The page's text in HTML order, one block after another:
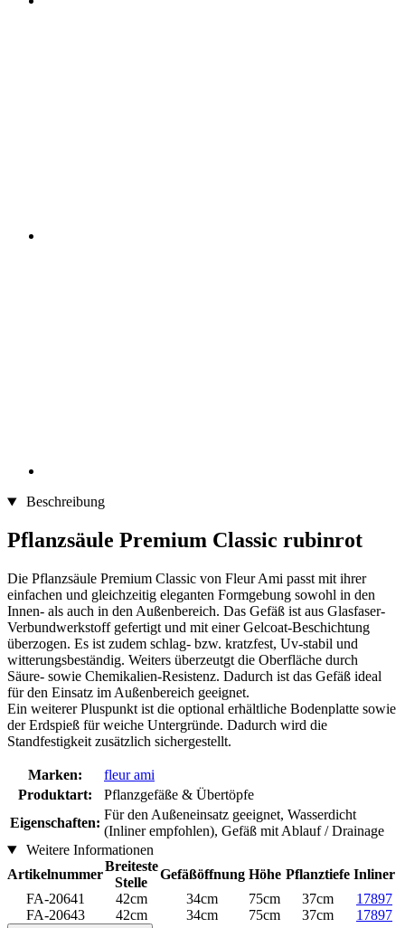
Beschreibung
Pflanzsäule Premium Classic rubinrot
Die Pflanzsäule Premium Classic von Fleur Ami passt mit ihrer
einfachen und gleichzeitig eleganten Formgebung sowohl in den
Innen- als auch in den Außenbereich. Das Gefäß ist aus Glasfaser-
Verbundwerkstoff gefertigt und mit einer Gelcoat-Beschichtung
überzogen. Es ist zudem schlag- bzw. kratzfest, Uv-stabil und
witterungsbeständig. Weiters überzeutgt die Oberfläche durch
Säure- sowie Chemikalien-Resistenz. Dadurch ist das Gefäß ideal
für den Einsatz im Außenbereich geeignet.
Ein weiterer Pluspunkt ist die optional erhältliche Bodenplatte sowie
der Erdspieß für weiche Untergründe. Dadurch wird die
Standfestigkeit zusätzlich sichergestellt.
Marken:
fleur ami
Produktart:
Pflanzgefäße & Übertöpfe
Eigenschaften:
Für den Außeneinsatz geeignet, Wasserdicht
(Inliner empfohlen), Gefäß mit Ablauf / Drainage
Weitere Informationen
Artikelnummer
Breiteste
Stelle
Gefäßöffnung Höhe Pflanztiefe Inliner
FA-20641
42cm 34cm 75cm 37cm
17897
FA-20643
42cm 34cm 75cm 37cm 17897